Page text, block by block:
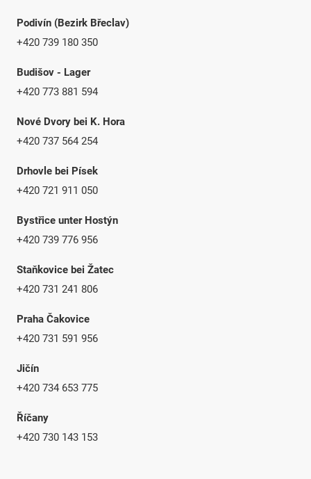
Podivín (Bezirk Břeclav)
+420 739 180 350
Budišov - Lager
+420 773 881 594
Nové Dvory bei K. Hora
+420 737 564 254
Drhovle bei Písek
+420 721 911 050
Bystřice unter Hostýn
+420 739 776 956
Staňkovice bei Žatec
+420 731 241 806
Praha Čakovice
+420 731 591 956
Jičín
+420 734 653 775
Říčany
+420 730 143 153